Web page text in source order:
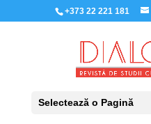
+373 22 221 181
Selectează o Pagină